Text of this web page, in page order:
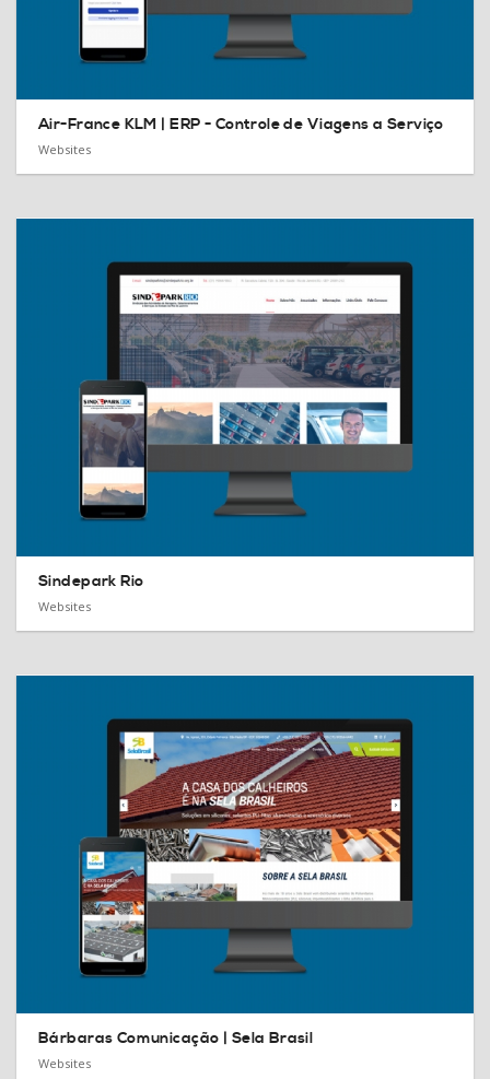
Air-France KLM |ERP - Controle de Viagens a Serviço
Websites
Sindepark Rio
Websites
Bárbaras Comunicação | Sela Brasil
Websites